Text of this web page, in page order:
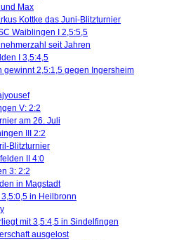
Max
Kottke das Juni-Blitzturnier
Waiblingen I 2,5:5,5
seit Jahren
I 3,5:4,5
gewinnt 2,5:1,5 gegen Ingersheim
V: 2:2
am 26. Juli
III 2:2
Blitzturnier
II 4:0
3: 2:2
in Magstadt
in Heilbronn
mit 3,5:4,5 in Sindelfingen
ausgelost